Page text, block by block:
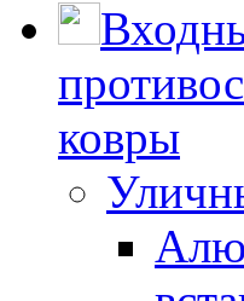
ковры